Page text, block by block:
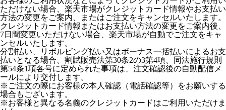
ただけない場合、楽天市場がクレジットカード情報やお支払い
方法の変更をご案内、またはご注文をキャンセルいたします。
クレジットカード情報またはお支払い方法の変更をご案内後、
7日間変更いただけない場合、楽天市場が自動でご注文をキャ
ンセルいたします。
分割払い、リボルビング払い又はボーナス一括払いによるお支
払いとなる場合、割賦販売法第30条2の3第4項、同法施行規則
第54条1項各号に定められた事項は、注文確認後の自動配信メ
ールにより交付します。
※ご注文の際にお客様の本人確認（電話確認等）をお願いする
場合もございます。
※お客様と異なる名義のクレジットカードはご利用いただけま